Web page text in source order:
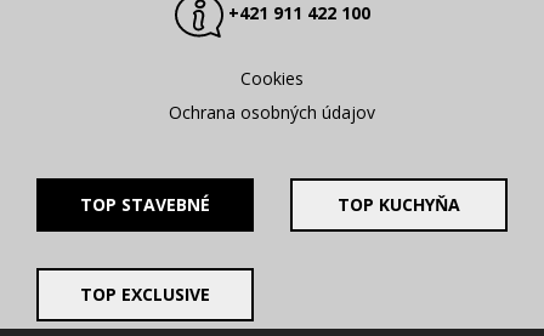
+421 911 422 100
Cookies
Ochrana osobných údajov
TOP STAVEBNÉ TOP KUCHYŇA
TOP EXCLUSIVE